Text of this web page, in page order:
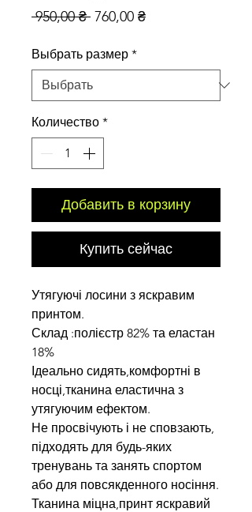
950,00 ₴ Обычная
760,00 ₴Спеццена
Выбрать размер *
Количество *
Добавить в корзину
Купить сейчас
Утягуючі лосини з яскравим
принтом.
Склад :полієстр 82% та еластан
18%
Ідеально сидять,комфортні в
носці,тканина еластична з
утягуючим ефектом.
Не просвічують і не сповзають,
підходять для будь-яких
тренувань та занять спортом
або для повсякденного носіння.
Тканина міцна,принт яскравий